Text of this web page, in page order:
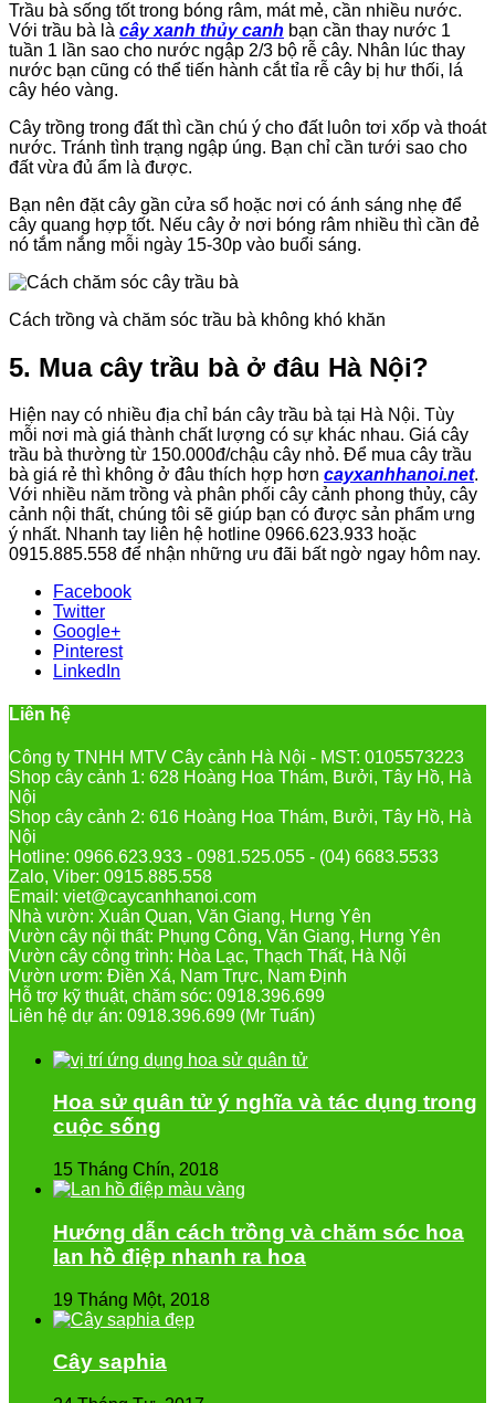
Trầu bà sống tốt trong bóng râm, mát mẻ, cần nhiều nước.
Với trầu bà là cây xanh thủy canh bạn cần thay nước 1
tuần 1 lần sao cho nước ngập 2/3 bộ rễ cây. Nhân lúc thay
nước bạn cũng có thể tiến hành cắt tỉa rễ cây bị hư thối, lá
cây héo vàng.
Cây trồng trong đất thì cần chú ý cho đất luôn tơi xốp và thoát
nước. Tránh tình trạng ngập úng. Bạn chỉ cần tưới sao cho
đất vừa đủ ẩm là được.
Bạn nên đặt cây gần cửa sổ hoặc nơi có ánh sáng nhẹ để
cây quang hợp tốt. Nếu cây ở nơi bóng râm nhiều thì cần đẻ
nó tắm nắng mỗi ngày 15-30p vào buổi sáng.
Cách trồng và chăm sóc trầu bà không khó khăn
5. Mua cây trầu bà ở đâu Hà Nội?
Hiện nay có nhiều địa chỉ bán cây trầu bà tại Hà Nội. Tùy
mỗi nơi mà giá thành chất lượng có sự khác nhau. Giá cây
trầu bà thường từ 150.000đ/chậu cây nhỏ. Để mua cây trầu
bà giá rẻ thì không ở đâu thích hợp hơn cayxanhhanoi.net.
Với nhiều năm trồng và phân phối cây cảnh phong thủy, cây
cảnh nội thất, chúng tôi sẽ giúp bạn có được sản phẩm ưng
ý nhất. Nhanh tay liên hệ hotline 0966.623.933 hoặc
0915.885.558 để nhận những ưu đãi bất ngờ ngay hôm nay.
Facebook
Twitter
Google+
Pinterest
LinkedIn
Liên hệ
Công ty TNHH MTV Cây cảnh Hà Nội - MST: 0105573223
Shop cây cảnh 1: 628 Hoàng Hoa Thám, Bưởi, Tây Hồ, Hà
Nội
Shop cây cảnh 2: 616 Hoàng Hoa Thám, Bưởi, Tây Hồ, Hà
Nội
Hotline: 0966.623.933 - 0981.525.055 - (04) 6683.5533
Zalo, Viber: 0915.885.558
Email: viet@caycanhhanoi.com
Nhà vườn: Xuân Quan, Văn Giang, Hưng Yên
Vườn cây nội thất: Phụng Công, Văn Giang, Hưng Yên
Vườn cây công trình: Hòa Lạc, Thạch Thất, Hà Nội
Vườn ươm: Điền Xá, Nam Trực, Nam Định
Hỗ trợ kỹ thuật, chăm sóc: 0918.396.699
Liên hệ dự án: 0918.396.699 (Mr Tuấn)
Hoa sử quân tử ý nghĩa và tác dụng trong
cuộc sống
15 Tháng Chín, 2018
Hướng dẫn cách trồng và chăm sóc hoa
lan hồ điệp nhanh ra hoa
19 Tháng Một, 2018
Cây saphia